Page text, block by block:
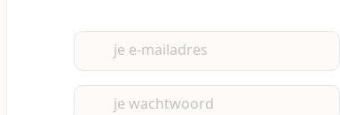
je e-mailadres
je wachtwoord